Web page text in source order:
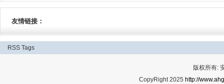
友情链接：
RSS Tags
版权所有:
CopyRight 2025 http://